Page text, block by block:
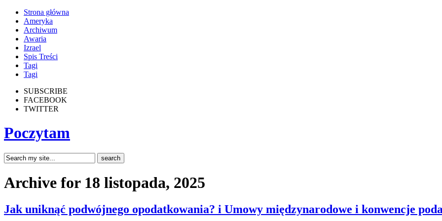
Strona główna
Ameryka
Archiwum
Awaria
Izrael
Spis Treści
Tagi
Tagi
SUBSCRIBE
FACEBOOK
TWITTER
Poczytam
Archive for 18 listopada, 2025
Jak uniknąć podwójnego opodatkowania? i Umowy międzynarodowe i konwencje